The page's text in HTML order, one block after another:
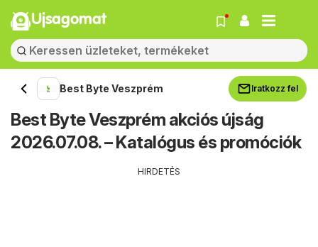
Ujsagomat
Best Byte Veszprém Iratkozz fel
Best Byte Veszprém akciós újság
2026.07.08. – Katalógus és promóciók
HIRDETÉS